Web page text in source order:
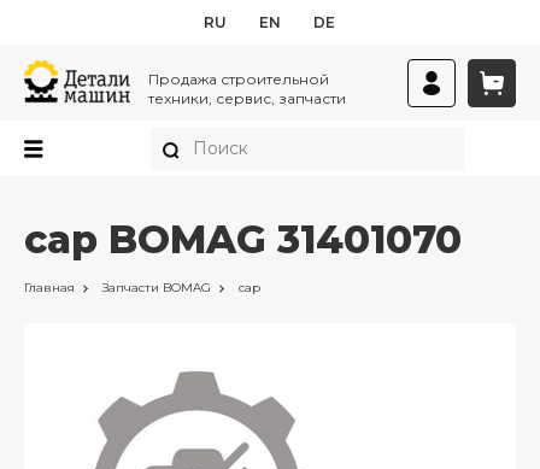
RU EN DE
Продажа строительной
техники, сервис, запчасти
cap BOMAG 31401070
Главная Запчасти BOMAG cap